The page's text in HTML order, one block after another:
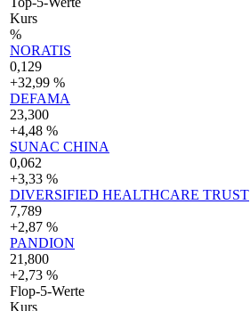
Kurs
%
NORATIS
0,129
+32,99 %
DEFAMA
23,300
+4,48 %
SUNAC CHINA
0,062
+3,33 %
DIVERSIFIED HEALTHCARE TRUST
7,789
+2,87 %
PANDION
21,800
+2,73 %
Flop-5-Werte
Kurs